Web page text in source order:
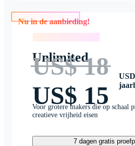
Nu in de aanbieding!
Unlimited
US$ 18
US$ 15
Voor grotere makers die op schaal
creatieve vrijheid eisen
7 dagen gratis